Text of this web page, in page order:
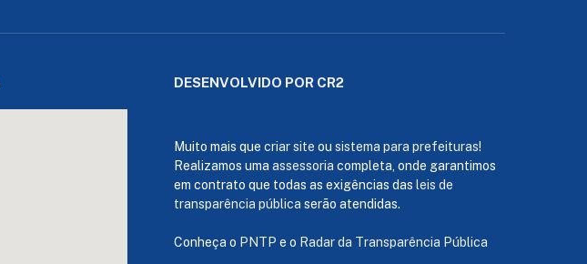
DESENVOLVIDO POR CR2
Muito mais que criar site ou sistema para prefeituras!
Realizamos uma assessoria completa, onde garantimos
em contrato que todas as exigências das leis de
transparência pública serão atendidas.
Conheça o PNTP e o Radar da Transparência Pública